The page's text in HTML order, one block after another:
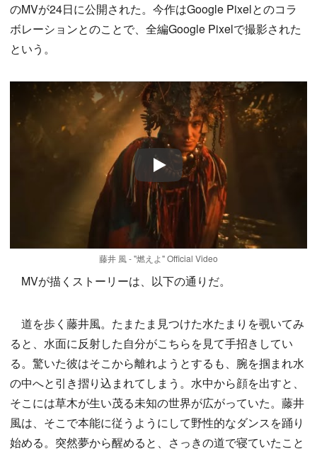
のMVが24日に公開された。今作はGoogle Pixelとのコラ
ボレーションとのことで、全編Google Pixelで撮影された
という。
Play
藤井 風 - "燃えよ" Official Video
MVが描くストーリーは、以下の通りだ。
道を歩く藤井風。たまたま見つけた水たまりを覗いてみ
ると、水面に反射した自分がこちらを見て手招きしてい
る。驚いた彼はそこから離れようとするも、腕を掴まれ水
の中へと引き摺り込まれてしまう。水中から顔を出すと、
そこには草木が生い茂る未知の世界が広がっていた。藤井
風は、そこで本能に従うようにして野性的なダンスを踊り
始める。突然夢から醒めると、さっきの道で寝ていたこと